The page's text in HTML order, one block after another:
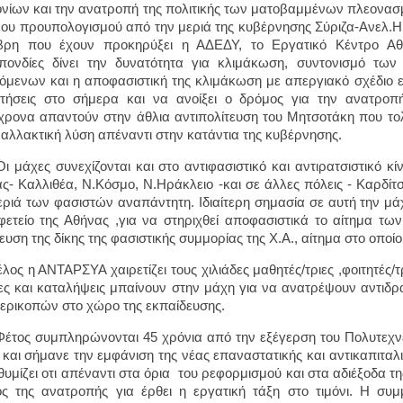
και την ανατροπή της πολιτικής των ματοβαμμένων
προυπολογισμού από την μεριά της κυβέρνησης Σύριζα-
που έχουν προκηρύξει η ΑΔΕΔΥ, το Εργατικό Κέντρο
δίνει την δυνατότητα για κλιμάκωση, συντονισμό
και η αποφασιστική της κλιμάκωση με απεργιακό σχέδιο
στο σήμερα και να ανοίξει ο δρόμος για την
απαντούν στην άθλια αντιπολίτευση του Μητσοτάκη που
λύση απέναντι στην κατάντια της κυβέρνησης.
συνεχίζονται και στο αντιφασιστικό και αντιρατσιστικό
Καλλιθέα, Ν.Κόσμο, Ν.Ηράκλειο -και σε άλλες πόλεις -
των φασιστών αναπάντητη. Ιδιαίτερη σημασία σε αυτή την
της Αθήνας ,για να στηριχθεί αποφασιστικά το αίτημα
της δίκης της φασιστικής συμμορίας της Χ.Α., αίτημα στο
ΑΝΤΑΡΣΥΑ χαιρετίζει τους χιλιάδες μαθητές/τριες ,φοιτητές/
και καταλήψεις μπαίνουν στην μάχη για να ανατρέψουν
στο χώρο της εκπαίδευσης.
συμπληρώνονται 45 χρόνια από την εξέγερση του
σήμανε την εμφάνιση της νέας επαναστατικής και
οτι απέναντι στα όρια του ρεφορμισμού και στα αδιέξοδα
της ανατροπής για έρθει η εργατική τάξη στο τιμόνι. Η